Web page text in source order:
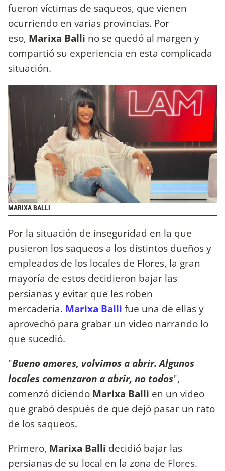
fueron víctimas de saqueos, que vienen
ocurriendo en varias provincias. Por
eso, Marixa Balli no se quedó al margen y
compartió su experiencia en esta complicada
situación.
MARIXA BALLI
Por la situación de inseguridad en la que
pusieron los saqueos a los distintos dueños y
empleados de los locales de Flores, la gran
mayoría de estos decidieron bajar las
persianas y evitar que les roben
mercadería. Marixa Balli fue una de ellas y
aprovechó para grabar un video narrando lo
que sucedió.
"Bueno amores, volvimos a abrir. Algunos
locales comenzaron a abrir, no todos",
comenzó diciendo Marixa Balli en un video
que grabó después de que dejó pasar un rato
de los saqueos.
Primero, Marixa Balli decidió bajar las
persianas de su local en la zona de Flores.